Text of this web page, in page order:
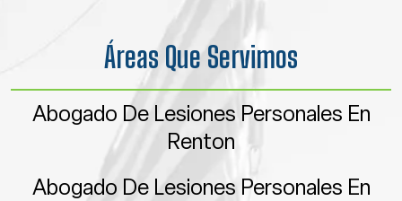
Áreas Que Servimos
Abogado De Lesiones Personales En
Renton
Abogado De Lesiones Personales En